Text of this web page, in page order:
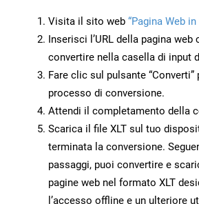
Visita il sito web “Pagina Web in
Inserisci l’URL della pagina web
convertire nella casella di input
Fare clic sul pulsante “Converti”
processo di conversione.
Attendi il completamento della
Scarica il file XLT sul tuo
terminata la conversione.
passaggi, puoi convertire e
pagine web nel formato XLT
l’accesso offline e un ulteriore